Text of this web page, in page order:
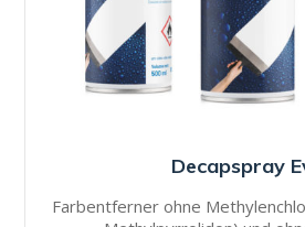
Decapspray
Farbentferner ohne